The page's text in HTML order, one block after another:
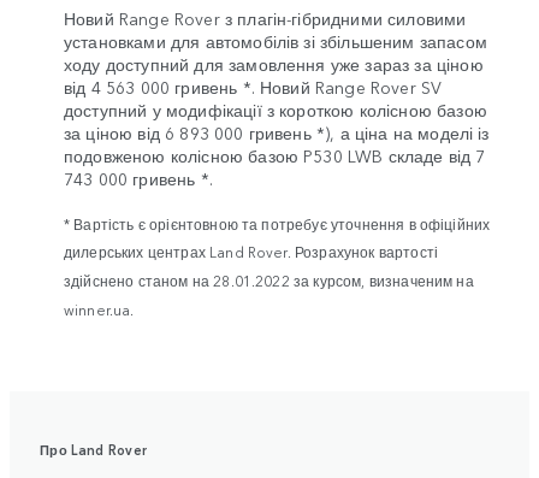
Новий Range Rover з плагін-гібридними силовими
установками для автомобілів зі збільшеним запасом
ходу доступний для замовлення уже зараз за ціною
від 4 563 000 гривень *. Новий Range Rover SV
доступний у модифікації з короткою колісною базою
за ціною від 6 893 000 гривень *), а ціна на моделі із
подовженою колісною базою P530 LWB складе від 7
743 000 гривень *.
* Вартість є орієнтовною та потребує уточнення в офіційних
дилерських центрах Land Rover. Розрахунок вартості
здійснено станом на 28.01.2022 за курсом, визначеним на
winner.ua.
Про Land Rover